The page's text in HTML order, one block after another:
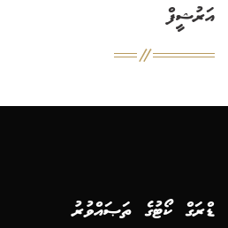
އަރުޝީފް
ޑްރަގް ކޯޓުގެ ތަޞައްވުރު